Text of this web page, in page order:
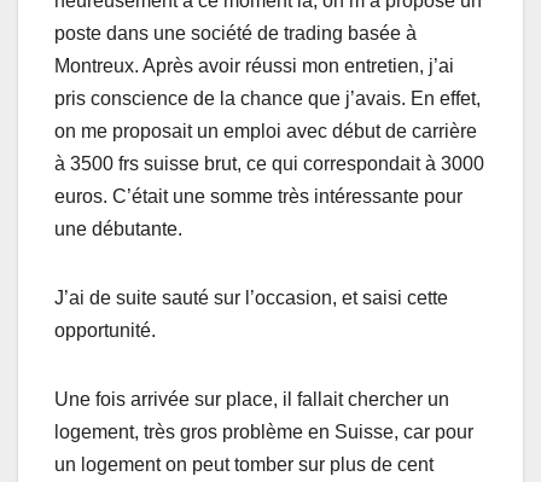
poste dans une société de trading basée à
Montreux. Après avoir réussi mon entretien, j’ai
pris conscience de la chance que j’avais. En effet,
on me proposait un emploi avec début de carrière
à 3500 frs suisse brut, ce qui correspondait à 3000
euros. C’était une somme très intéressante pour
une débutante.
J’ai de suite sauté sur l’occasion, et saisi cette
opportunité.
Une fois arrivée sur place, il fallait chercher un
logement, très gros problème en Suisse, car pour
un logement on peut tomber sur plus de cent